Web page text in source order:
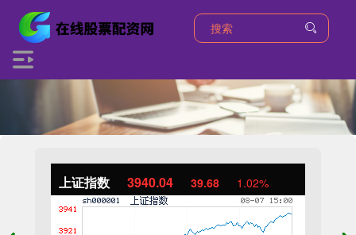
上证指数 3940.04 39.68 1.02%